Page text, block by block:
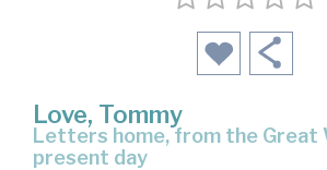
Love, Tommy
letters home, from the Great War to the
present day